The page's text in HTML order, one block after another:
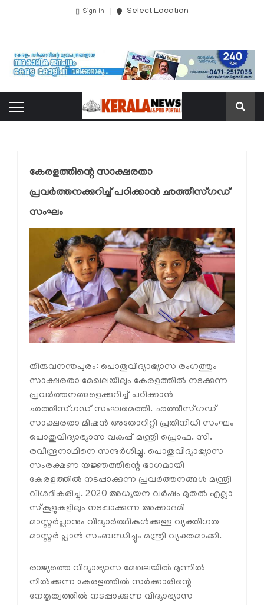
Sign In Select Location
കേരളത്തിന്റെ സാക്ഷരതാ
പ്രവര്‍ത്തനക്കുറിച്ച് പഠിക്കാന്‍ ഛത്തീസ്ഗഡ്
സംഘം
തിരുവനന്തപുരം: പൊതുവിദ്യാഭ്യാസ രംഗത്തും
സാക്ഷരതാ മേഖലയിലും കേരളത്തില്‍ നടക്കുന്ന
പ്രവര്‍ത്തനങ്ങളെക്കുറിച്ച് പഠിക്കാന്‍
ഛത്തീസ്ഗഡ് സംഘമെത്തി. ഛത്തീസ്ഗഡ്
സാക്ഷരതാ മിഷന്‍ അതോറിറ്റി പ്രതിനിധി സംഘം
പൊതുവിദ്യാഭ്യാസ വകുപ്പ് മന്ത്രി പ്രൊഫ. സി.
രവീന്ദ്രനാഥിനെ സന്ദര്‍ശിച്ചു. പൊതുവിദ്യാഭ്യാസ
സംരക്ഷണ യജ്ഞത്തിന്റെ ഭാഗമായി
കേരളത്തില്‍ നടപ്പാക്കുന്ന പ്രവര്‍ത്തനങ്ങള്‍ മന്ത്രി
വിശദീകരിച്ചു. 2020 അധ്യയന വര്‍ഷം മുതല്‍ എല്ലാ
സ്‌കൂളുകളിലും നടപ്പാക്കുന്ന അക്കാദമി
മാസ്റ്റര്‍പ്ലാനും വിദ്യാര്‍ത്ഥികള്‍ക്കുള്ള വ്യക്തിഗത
മാസ്റ്റര്‍ പ്ലാന്‍ സംബന്ധിച്ചും മന്ത്രി വ്യക്തമാക്കി.
രാജ്യത്തെ വിദ്യാഭ്യാസ മേഖലയില്‍ മുന്നില്‍
നില്‍ക്കുന്ന കേരളത്തില്‍ സര്‍ക്കാരിന്റെ
നേതൃത്വത്തില്‍ നടപ്പാക്കുന്ന വിദ്യാഭ്യാസ